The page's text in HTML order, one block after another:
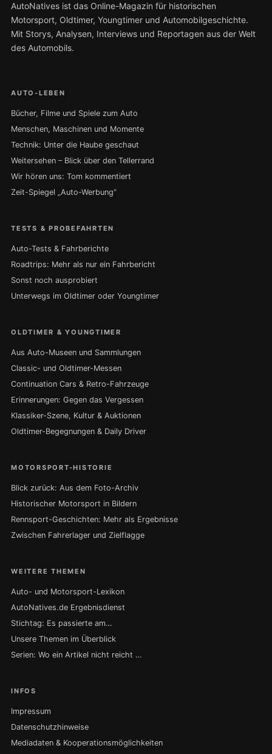
AutoNatives ist das Online-Magazin für historischen
Motorsport, Oldtimer, Youngtimer und Automobilgeschichte.
Mit Storys, Analysen, Interviews und Reportagen aus der Welt
des Automobils.
AUTO-LEBEN
Bücher, Filme und Spiele zum Auto
Menschen, Maschinen und Momente
Technik: Unter die Haube geschaut
Weitersehen – Blick über den Tellerrand
Wir hören uns: Tom kommentiert
Zeit-Spiegel „Auto-Werbung“
TESTS & PROBEFAHRTEN
Auto-Tests & Fahrberichte
Roadtrips: Mehr als nur ein Fahrbericht
Sonst noch ausprobiert
Unterwegs im Oldtimer oder Youngtimer
OLDTIMER & YOUNGTIMER
Aus Auto-Museen und Sammlungen
Classic- und Oldtimer-Messen
Continuation Cars & Retro-Fahrzeuge
Erinnerungen: Gegen das Vergessen
Klassiker-Szene, Kultur & Auktionen
Oldtimer-Begegnungen & Daily Driver
MOTORSPORT-HISTORIE
Blick zurück: Aus dem Foto-Archiv
Historischer Motorsport in Bildern
Rennsport-Geschichten: Mehr als Ergebnisse
Zwischen Fahrerlager und Zielflagge
WEITERE THEMEN
Auto- und Motorsport-Lexikon
AutoNatives.de Ergebnisdienst
Stichtag: Es passierte am…
Unsere Themen im Überblick
Serien: Wo ein Artikel nicht reicht …
INFOS
Impressum
Datenschutzhinweise
Mediadaten & Kooperationsmöglichkeiten